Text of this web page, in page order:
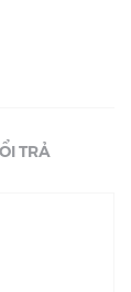
TRẢ